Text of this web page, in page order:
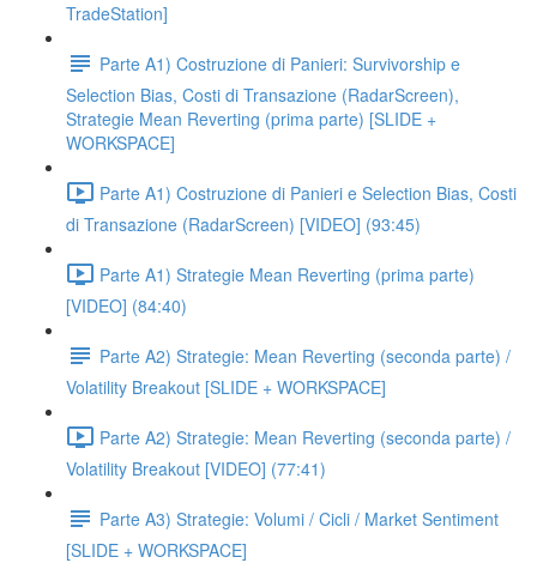
TradeStation]
Parte A1) Costruzione di Panieri: Survivorship e
Selection Bias, Costi di Transazione (RadarScreen),
Strategie Mean Reverting (prima parte) [SLIDE +
WORKSPACE]
Parte A1) Costruzione di Panieri e Selection Bias, Costi
di Transazione (RadarScreen) [VIDEO] (93:45)
Parte A1) Strategie Mean Reverting (prima parte)
[VIDEO] (84:40)
Parte A2) Strategie: Mean Reverting (seconda parte) /
Volatility Breakout [SLIDE + WORKSPACE]
Parte A2) Strategie: Mean Reverting (seconda parte) /
Volatility Breakout [VIDEO] (77:41)
Parte A3) Strategie: Volumi / Cicli / Market Sentiment
[SLIDE + WORKSPACE]